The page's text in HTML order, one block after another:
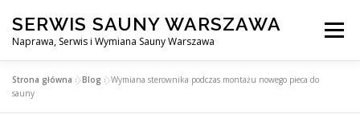
treści
SERWIS SAUNY WARSZAWA
Naprawa, Serwis i Wymiana Sauny Warszawa
Menu
SERWIS DO SAUNY WARSZAWA
Strona główna »Blog »Wymiana sterownika podczas montażu nowego pieca do
sauny